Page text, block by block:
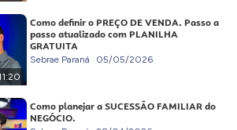
Como definir o PREÇO DE VENDA. Passo a
passo atualizado com PLANILHA
GRATUITA
Sebrae Paraná 05/05/2026
Como planejar a SUCESSÃO FAMILIAR do
NEGÓCIO.